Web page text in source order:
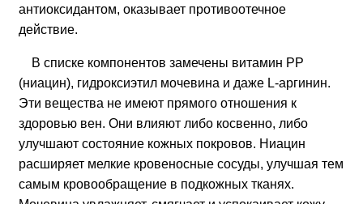
антиоксидантом, оказывает противоотечное
действие.
В списке компонентов замечены витамин PP
(ниацин), гидроксиэтил мочевина и даже L-аргинин.
Эти вещества не имеют прямого отношения к
здоровью вен. Они влияют либо косвенно, либо
улучшают состояние кожных покровов. Ниацин
расширяет мелкие кровеносные сосуды, улучшая тем
самым кровообращение в подкожных тканях.